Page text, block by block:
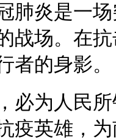
肺炎是一
战场。在
者的身影。
必为人民
疫英雄，